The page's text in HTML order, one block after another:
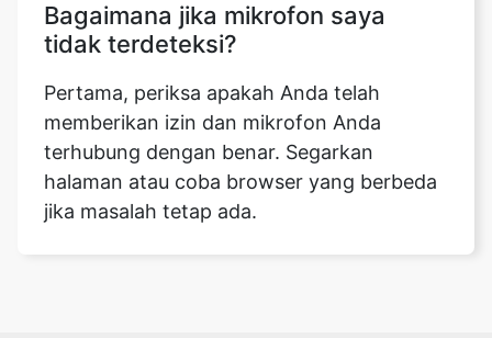
Bagaimana jika mikrofon saya
tidak terdeteksi?
Pertama, periksa apakah Anda telah
memberikan izin dan mikrofon Anda
terhubung dengan benar. Segarkan
halaman atau coba browser yang berbeda
jika masalah tetap ada.